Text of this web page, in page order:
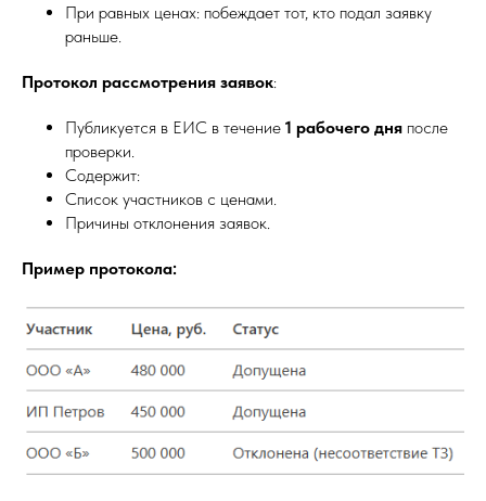
При равных ценах: побеждает тот, кто подал заявку
раньше.
Протокол рассмотрения заявок:
Публикуется в ЕИС в течение 1 рабочего дня после
проверки.
Содержит:
Список участников с ценами.
Причины отклонения заявок.
Пример протокола: